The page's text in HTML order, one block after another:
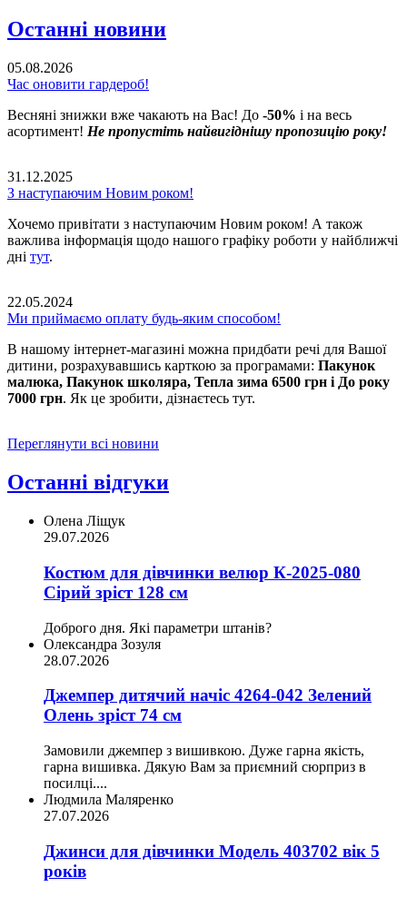
Останні новини
05.08.2026
Час оновити гардероб!
Весняні знижки вже чакають на Вас! До -50% і на весь
асортимент! Не пропустіть найвигіднішу пропозицію року!
31.12.2025
З наступаючим Новим роком!
Хочемо привітати з наступаючим Новим роком! А також
важлива інформація щодо нашого графіку роботи у найближчі
дні тут.
22.05.2024
Ми приймаємо оплату будь-яким способом!
В нашому інтернет-магазині можна придбати речі для Вашої
дитини, розрахувавшись карткою за програмами: Пакунок
малюка, Пакунок школяра, Тепла зима 6500 грн і До року
7000 грн. Як це зробити, дізнаєтесь тут.
Переглянути всі новини
Останні відгуки
Олена Ліщук
29.07.2026
Костюм для дівчинки велюр К-2025-080
Сірий зріст 128 см
Доброго дня. Які параметри штанів?
Олександра Зозуля
28.07.2026
Джемпер дитячий начіс 4264-042 Зелений
Олень зріст 74 см
Замовили джемпер з вишивкою. Дуже гарна якість,
гарна вишивка. Дякую Вам за приємний сюрприз в
посилці....
Людмила Маляренко
27.07.2026
Джинси для дівчинки Модель 403702 вік 5
років